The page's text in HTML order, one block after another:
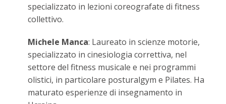
specializzato in lezioni coreografate di fitness
collettivo.
Michele Manca: Laureato in scienze motorie,
specializzato in cinesiologia correttiva, nel
settore del fitness musicale e nei programmi
olistici, in particolare posturalgym e Pilates. Ha
maturato esperienze di insegnamento in